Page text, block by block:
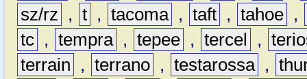
sz/rz
, t , tacoma , taft , tahoe ,
tc , tempra , tepee , tercel ,
terrain
, terrano , testarossa ,